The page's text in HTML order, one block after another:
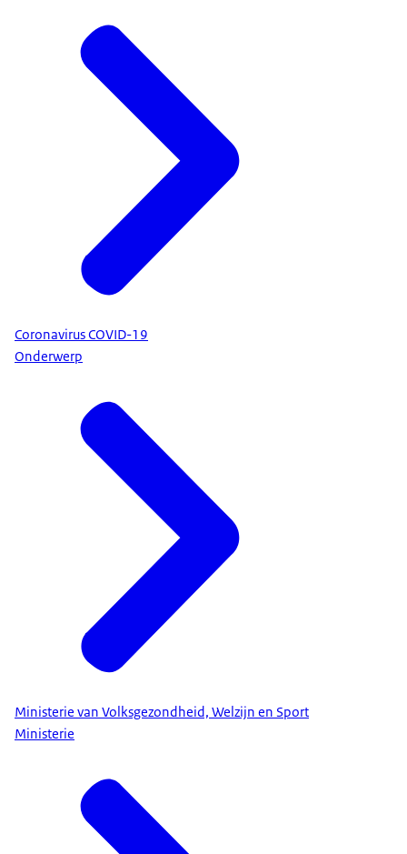
Coronavirus COVID-19
Onderwerp
Ministerie van Volksgezondheid, Welzijn en Sport
Ministerie